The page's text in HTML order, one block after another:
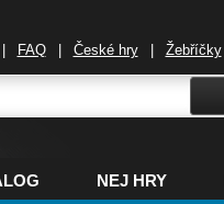
FAQ České hry Žebříčky
NEJ HRY